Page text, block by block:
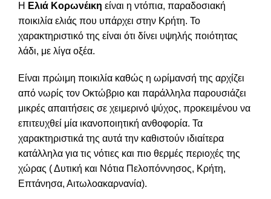
Η Eλιά Κορωνέικη είναι η ντόπια, παραδοσιακή
ποικιλία ελιάς που υπάρχει στην Κρήτη. Το
χαρακτηριστικό της είναι ότι δίνει υψηλής ποιότητας
λάδι, με λίγα οξέα.
Είναι πρώιμη ποικιλία καθώς η ωρίμανσή της αρχίζει
από νωρίς τον Οκτώβριο και παράλληλα παρουσιάζει
μικρές απαιτήσεις σε χειμερινό ψύχος, προκειμένου να
επιτευχθεί μία ικανοποιητική ανθοφορία. Τα
χαρακτηριστικά της αυτά την καθιστούν ιδιαίτερα
κατάλληλα για τις νότιες και πιο θερμές περιοχές της
χώρας ( Δυτική και Νότια Πελοπόννησος, Κρήτη,
Επτάνησα, Αιτωλοακαρνανία).